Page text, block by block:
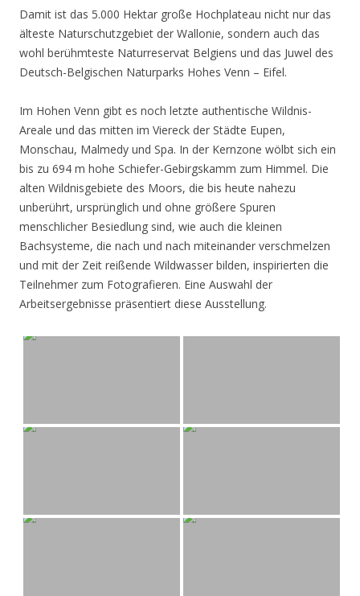
Damit ist das 5.000 Hektar große Hochplateau nicht nur das
älteste Naturschutzgebiet der Wallonie, sondern auch das
wohl berühmteste Naturreservat Belgiens und das Juwel des
Deutsch-Belgischen Naturparks Hohes Venn – Eifel.
Im Hohen Venn gibt es noch letzte authentische Wildnis-
Areale und das mitten im Viereck der Städte Eupen,
Monschau, Malmedy und Spa. In der Kernzone wölbt sich ein
bis zu 694 m hohe Schiefer-Gebirgskamm zum Himmel. Die
alten Wildnisgebiete des Moors, die bis heute nahezu
unberührt, ursprünglich und ohne größere Spuren
menschlicher Besiedlung sind, wie auch die kleinen
Bachsysteme, die nach und nach miteinander verschmelzen
und mit der Zeit reißende Wildwasser bilden, inspirierten die
Teilnehmer zum Fotografieren. Eine Auswahl der
Arbeitsergebnisse präsentiert diese Ausstellung.